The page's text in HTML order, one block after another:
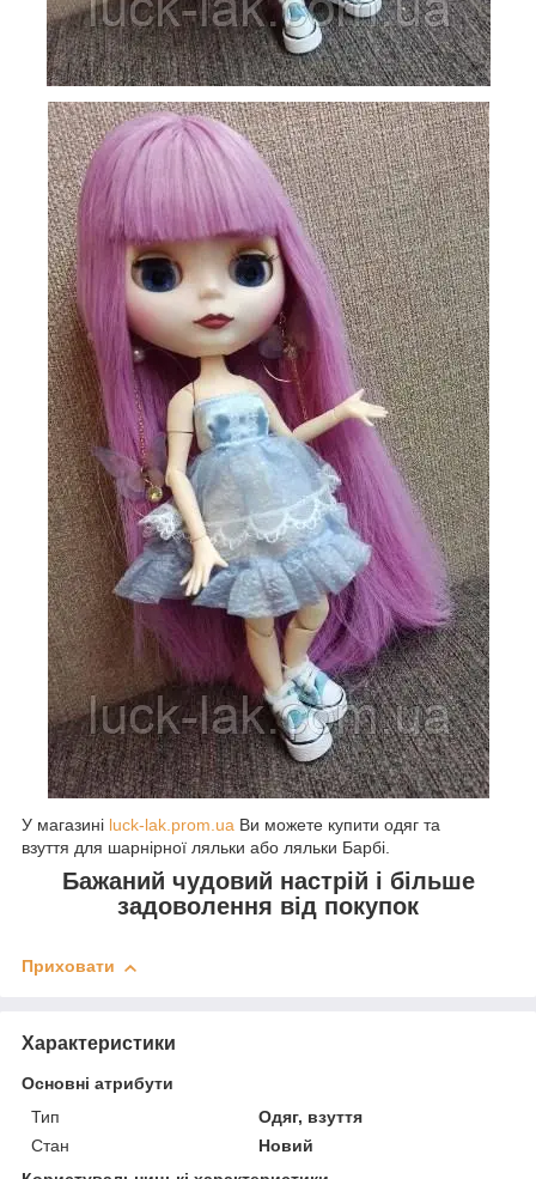
У магазині luck-lak.prom.ua Ви можете купити одяг та
взуття для шарнірної ляльки або ляльки Барбі.
Бажаний чудовий настрій і більше
задоволення від покупок
Приховати
Характеристики
Основні атрибути
Тип
Одяг, взуття
Стан
Новий